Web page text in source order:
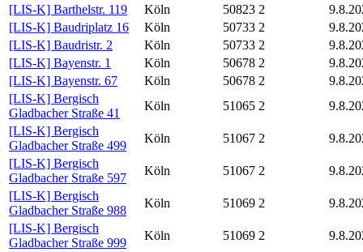
[LIS-K] Barthelstr. 119
Köln 50823 2
[LIS-K] Baudriplatz 16
Köln 50733 2
[LIS-K] Baudristr. 2
Köln 50733 2
[LIS-K] Bayenstr. 1
Köln 50678 2
[LIS-K] Bayenstr. 67
Köln 50678 2
[LIS-K] Bergisch
Gladbacher Straße 41
Köln 51065 2
[LIS-K] Bergisch
Gladbacher Straße 499
Köln 51067 2
[LIS-K] Bergisch
Gladbacher Straße 597
Köln 51067 2
[LIS-K] Bergisch
Gladbacher Straße 988
Köln 51069 2
[LIS-K] Bergisch
Gladbacher Straße 999
Köln 51069 2